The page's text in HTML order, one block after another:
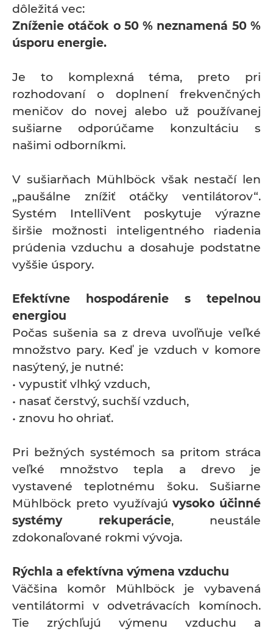
dôležitá vec:
Zníženie otáčok o 50 % neznamená 50 %
úsporu energie.
Je to komplexná téma, preto pri
rozhodovaní o doplnení frekvenčných
meničov do novej alebo už používanej
sušiarne odporúčame konzultáciu s
našimi odborníkmi.
V sušiarňach Mühlböck však nestačí len
„paušálne znížiť otáčky ventilátorov“.
Systém IntelliVent poskytuje výrazne
širšie možnosti inteligentného riadenia
prúdenia vzduchu a dosahuje podstatne
vyššie úspory.
Efektívne hospodárenie s tepelnou
energiou
Počas sušenia sa z dreva uvoľňuje veľké
množstvo pary. Keď je vzduch v komore
nasýtený, je nutné:
• vypustiť vlhký vzduch,
• nasať čerstvý, suchší vzduch,
• znovu ho ohriať.
Pri bežných systémoch sa pritom stráca
veľké množstvo tepla a drevo je
vystavené teplotnému šoku. Sušiarne
Mühlböck preto využívajúvysoko účinné
systémy rekuperácie, neustále
zdokonaľované rokmi vývoja.
Rýchla a efektívna výmena vzduchu
Väčšina komôr Mühlböck je vybavená
ventilátormi v odvetrávacích komínoch.
Tie zrýchľujú výmenu vzduchu a